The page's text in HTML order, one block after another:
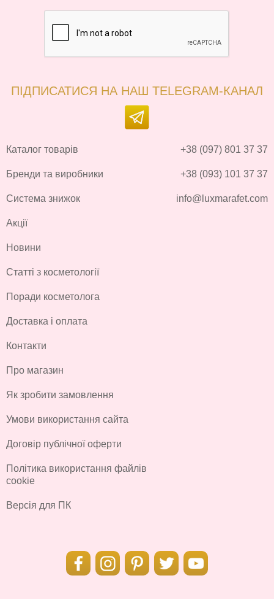
ПІДПИСАТИСЯ НА НАШ TELEGRAM-КАНАЛ
Каталог товарів
Бренди та виробники
Система знижок
Акції
Новини
Статті з косметології
Поради косметолога
Доставка і оплата
Контакти
Про магазин
Як зробити замовлення
Умови використання сайта
Договір публічної оферти
Політика використання файлів
cookie
Версія для ПК
+38 (097) 801 37 37
+38 (093) 101 37 37
info@luxmarafet.com